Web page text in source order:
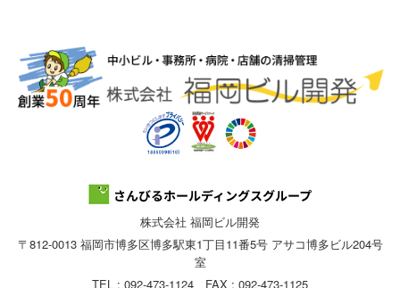
株式会社 福岡ビル開発
〒812-0013 福岡市博多区博多駅東1丁目11番5号 アサコ博多ビル204号
室
TEL : 092-473-1124 FAX : 092-473-1125